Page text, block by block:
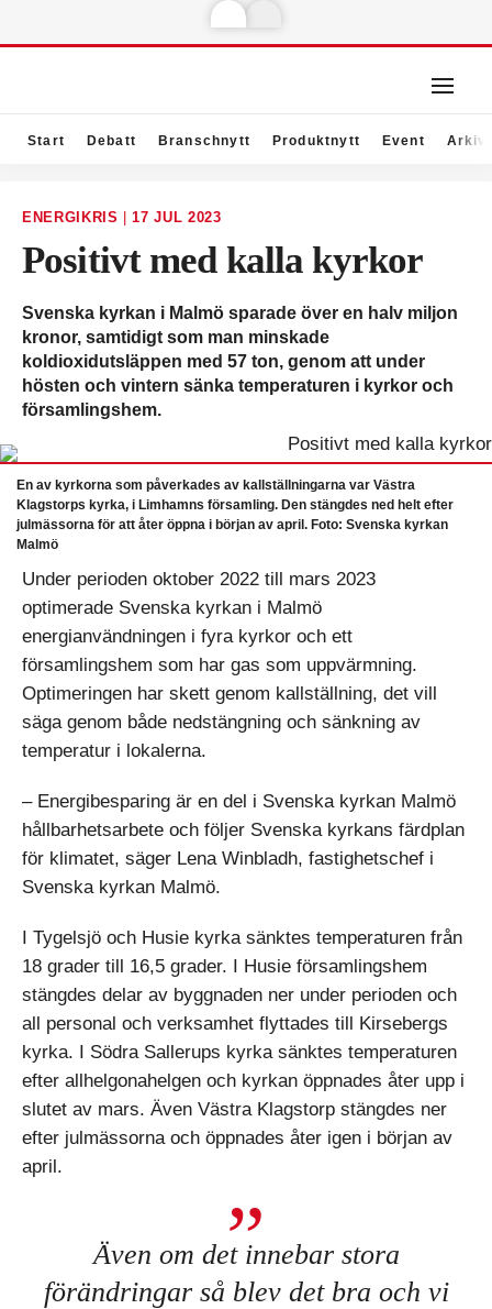
Start Debatt Branschnytt Produktnytt Event Arkiv
ENERGIKRIS 17 JUL 2023
Positivt med kalla kyrkor
Svenska kyrkan i Malmö sparade över en halv miljon
kronor, samtidigt som man minskade
koldioxidutsläppen med 57 ton, genom att under
hösten och vintern sänka temperaturen i kyrkor och
församlingshem.
En av kyrkorna som påverkades av kallställningarna var Västra
Klagstorps kyrka, i Limhamns församling. Den stängdes ned helt efter
julmässorna för att åter öppna i början av april. Foto: Svenska kyrkan
Malmö
Under perioden oktober 2022 till mars 2023
optimerade Svenska kyrkan i Malmö
energianvändningen i fyra kyrkor och ett
församlingshem som har gas som uppvärmning.
Optimeringen har skett genom kallställning, det vill
säga genom både nedstängning och sänkning av
temperatur i lokalerna.
– Energibesparing är en del i Svenska kyrkan Malmö
hållbarhetsarbete och följer Svenska kyrkans färdplan
för klimatet, säger Lena Winbladh, fastighetschef i
Svenska kyrkan Malmö.
I Tygelsjö och Husie kyrka sänktes temperaturen från
18 grader till 16,5 grader. I Husie församlingshem
stängdes delar av byggnaden ner under perioden och
all personal och verksamhet flyttades till Kirsebergs
kyrka. I Södra Sallerups kyrka sänktes temperaturen
efter allhelgonahelgen och kyrkan öppnades åter upp i
slutet av mars. Även Västra Klagstorp stängdes ner
efter julmässorna och öppnades åter igen i början av
april.
Även om det innebar stora
förändringar så blev det bra och vi